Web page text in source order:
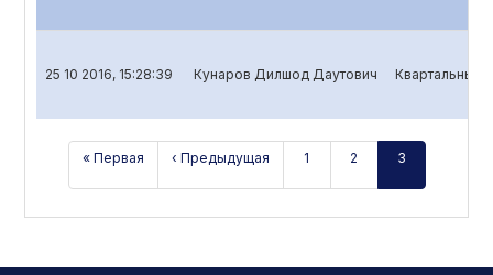
25 10 2016, 15:28:39 Кунаров Дилшод Даутович Квартальный
« Первая ‹ Предыдущая 1 2 3